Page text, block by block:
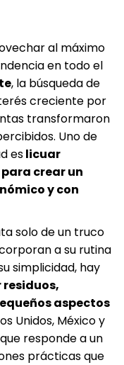
al máximo
en todo el
, la búsqueda de
creciente por
transformaron
Uno de
eslicuar
crear un
y con
solo de un truco
a su rutina
simplicidad, hay
aspectos
Unidos, México y
responde a un
prácticas que